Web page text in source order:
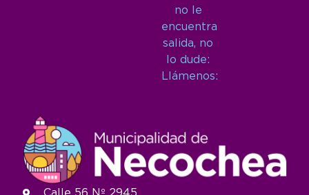
no le
encuentra
salida, no
lo dude:
Llámenos: